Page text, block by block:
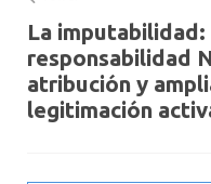
La
responsabilidad
atribución y
legitimación